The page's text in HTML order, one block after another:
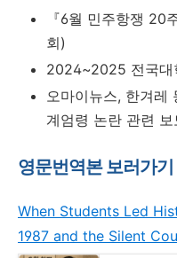
『6월 민주항쟁 20
회)
2024~2025 전국대
오마이뉴스, 한겨레
계엄령 논란 관련 보
영문번역본 보러가기
When Students Led
1987 and the Silent